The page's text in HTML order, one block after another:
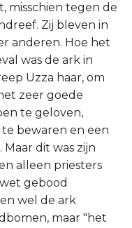
misschien tegen de
Zij bleven in
anderen. Hoe het
was de ark in
Uzza haar, om
zeer goede
te geloven,
bewaren en een
dit was zijn
alleen priesters
gebood
wel de ark
maar "het